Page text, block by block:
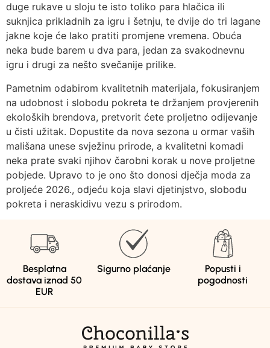
duge rukave u sloju te isto toliko para hlačica ili
suknjica prikladnih za igru i šetnju, te dvije do tri lagane
jakne koje će lako pratiti promjene vremena. Obuća
neka bude barem u dva para, jedan za svakodnevnu
igru i drugi za nešto svečanije prilike.
Pametnim odabirom kvalitetnih materijala, fokusiranjem
na udobnost i slobodu pokreta te držanjem provjerenih
ekoloških brendova, pretvorit ćete proljetno odijevanje
u čisti užitak. Dopustite da nova sezona u ormar vaših
mališana unese svježinu prirode, a kvalitetni komadi
neka prate svaki njihov čarobni korak u nove proljetne
pobjede. Upravo to je ono što donosi dječja moda za
proljeće 2026., odjeću koja slavi djetinjstvo, slobodu
pokreta i neraskidivu vezu s prirodom.
Besplatna
dostava iznad 50
EUR
Sigurno plaćanje
Popusti i
pogodnosti